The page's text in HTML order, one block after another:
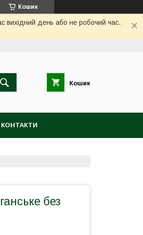
Кошик
вихідний день або не робочий час.
Кошик
КОНТАКТИ
без